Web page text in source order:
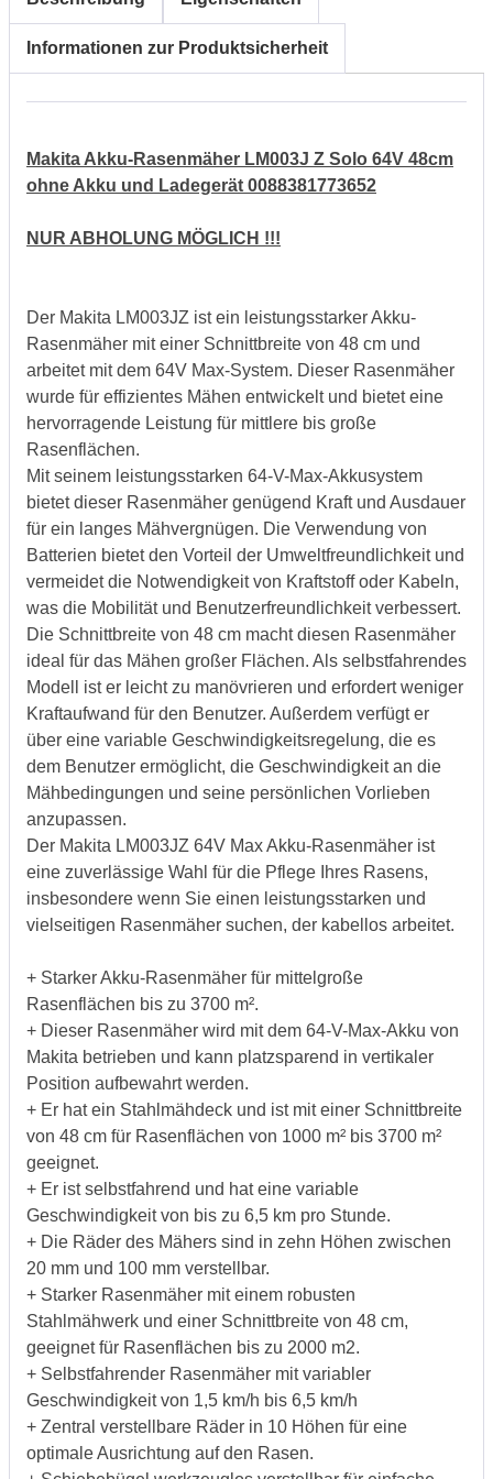
Informationen zur Produktsicherheit
Makita Akku-Rasenmäher LM003J Z Solo 64V 48cm
ohne Akku und Ladegerät 0088381773652
NUR ABHOLUNG MÖGLICH !!!
Der Makita LM003JZ ist ein leistungsstarker Akku-
Rasenmäher mit einer Schnittbreite von 48 cm und
arbeitet mit dem 64V Max-System. Dieser Rasenmäher
wurde für effizientes Mähen entwickelt und bietet eine
hervorragende Leistung für mittlere bis große
Rasenflächen.
Mit seinem leistungsstarken 64-V-Max-Akkusystem
bietet dieser Rasenmäher genügend Kraft und Ausdauer
für ein langes Mähvergnügen. Die Verwendung von
Batterien bietet den Vorteil der Umweltfreundlichkeit und
vermeidet die Notwendigkeit von Kraftstoff oder Kabeln,
was die Mobilität und Benutzerfreundlichkeit verbessert.
Die Schnittbreite von 48 cm macht diesen Rasenmäher
ideal für das Mähen großer Flächen. Als selbstfahrendes
Modell ist er leicht zu manövrieren und erfordert weniger
Kraftaufwand für den Benutzer. Außerdem verfügt er
über eine variable Geschwindigkeitsregelung, die es
dem Benutzer ermöglicht, die Geschwindigkeit an die
Mähbedingungen und seine persönlichen Vorlieben
anzupassen.
Der Makita LM003JZ 64V Max Akku-Rasenmäher ist
eine zuverlässige Wahl für die Pflege Ihres Rasens,
insbesondere wenn Sie einen leistungsstarken und
vielseitigen Rasenmäher suchen, der kabellos arbeitet.
+ Starker Akku-Rasenmäher für mittelgroße
Rasenflächen bis zu 3700 m².
+ Dieser Rasenmäher wird mit dem 64-V-Max-Akku von
Makita betrieben und kann platzsparend in vertikaler
Position aufbewahrt werden.
+ Er hat ein Stahlmähdeck und ist mit einer Schnittbreite
von 48 cm für Rasenflächen von 1000 m² bis 3700 m²
geeignet.
+ Er ist selbstfahrend und hat eine variable
Geschwindigkeit von bis zu 6,5 km pro Stunde.
+ Die Räder des Mähers sind in zehn Höhen zwischen
20 mm und 100 mm verstellbar.
+ Starker Rasenmäher mit einem robusten
Stahlmähwerk und einer Schnittbreite von 48 cm,
geeignet für Rasenflächen bis zu 2000 m2.
+ Selbstfahrender Rasenmäher mit variabler
Geschwindigkeit von 1,5 km/h bis 6,5 km/h
+ Zentral verstellbare Räder in 10 Höhen für eine
optimale Ausrichtung auf den Rasen.